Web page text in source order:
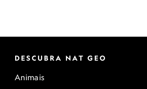
DESCUBRA NAT GEO
Animais